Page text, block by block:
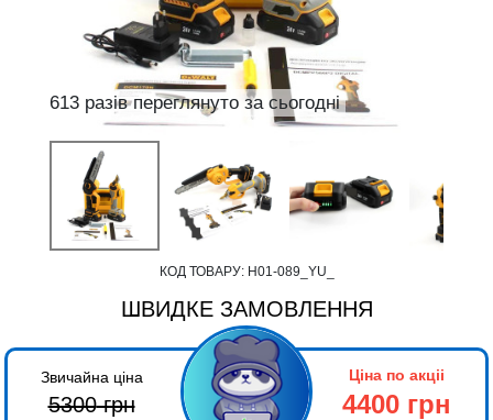
613 разів переглянуто за сьогодні
КОД ТОВАРУ: Н01-089_YU_
ШВИДКЕ ЗАМОВЛЕННЯ
Звичайна ціна
5300грн
Ціна по акціі
4400 грн